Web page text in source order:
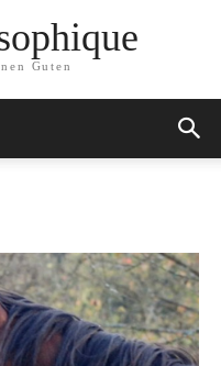
Guten